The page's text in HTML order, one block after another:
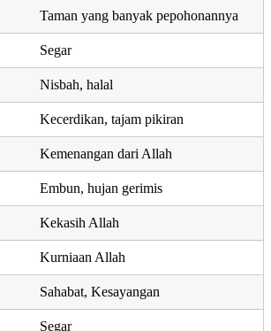
Taman yang banyak pepohonannya
Segar
Nisbah, halal
Kecerdikan, tajam pikiran
Kemenangan dari Allah
Embun, hujan gerimis
Kekasih Allah
Kurniaan Allah
Sahabat, Kesayangan
Segar